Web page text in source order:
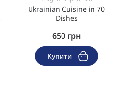
Ukrainian Cuisine in 70
Dishes
650 грн
Купити